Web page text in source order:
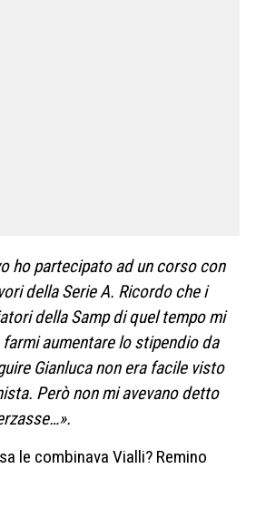
ho partecipato ad un corso con
della Serie A. Ricordo che i
della Samp di quel tempo mi
aumentare lo stipendio da
Gianluca non era facile visto
Però non mi avevano detto
le combinava Vialli? Remino